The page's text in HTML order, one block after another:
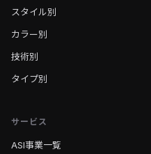
スタイル別
カラー別
技術別
タイプ別
サービス
ASI事業一覧